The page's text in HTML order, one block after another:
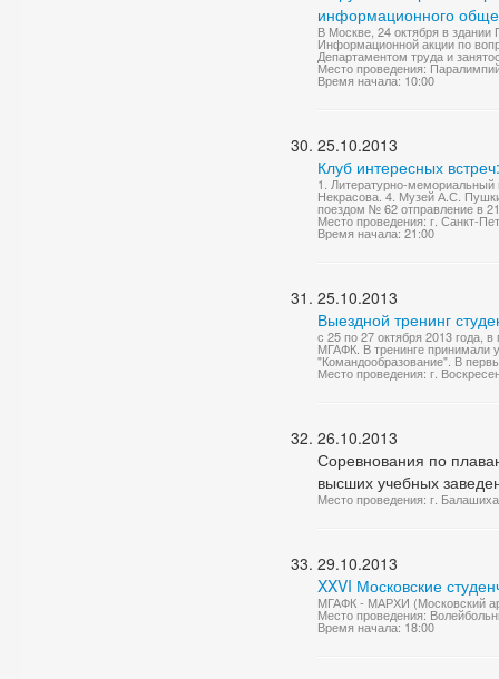
информационного
В Москве, 24 октября в
Информационной акции по
Департаментом труда и
Место проведения:
Время начала: 10:00
25.10.2013
Клуб интересных
1. Литературно-
Некрасова. 4. Музей А.С.
поездом № 62 отправление в
Место проведения: г. Санкт-
Время начала: 21:00
25.10.2013
Выездной тренинг
с 25 по 27 октября 2013 года,
МГАФК. В тренинге принимали
"Командообразование". В
Место проведения: г.
26.10.2013
Соревнования по
высших учебных
Место проведения: г. Балашиха
29.10.2013
XXVI Московские
МГАФК - МАРХИ (Московский
Место проведения:
Время начала: 18:00